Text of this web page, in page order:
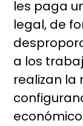
les paga
legal, de
a los
realizan la